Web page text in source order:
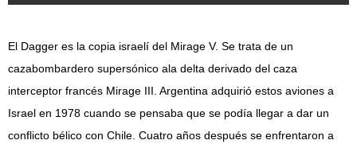
El Dagger es la copia israelí del Mirage V. Se trata de un
cazabombardero supersónico ala delta derivado del caza
interceptor francés Mirage III. Argentina adquirió estos aviones a
Israel en 1978 cuando se pensaba que se podía llegar a dar un
conflicto bélico con Chile. Cuatro años después se enfrentaron a